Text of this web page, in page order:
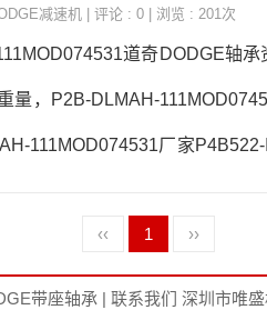
减速机 | 评论 : 0 | 浏览 : 201次
道奇DODGE轴
量，P2B-DLMAH-
111MOD074531厂家
参数P2B-DLMAH-
销型号推
‹‹ 1 ››
带座轴承 | 联系我们 深圳市唯